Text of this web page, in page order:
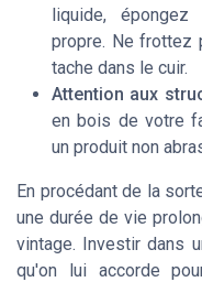
liquide,
propre. Ne frottez
tache dans le cuir.
Attention aux
en bois de votre
un produit non
En procédant de la
une durée de vie
vintage. Investir dans
qu'on lui accorde